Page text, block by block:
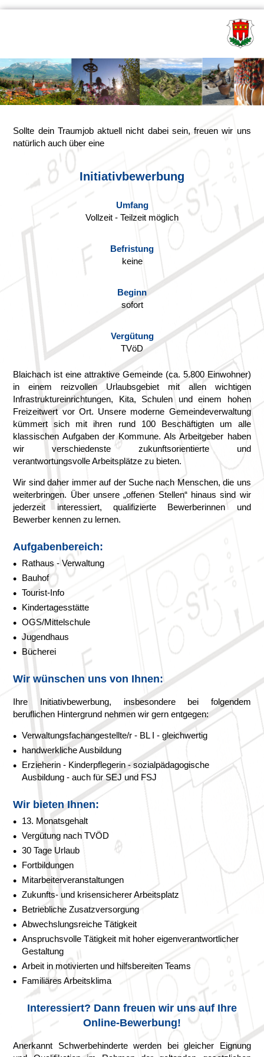
Sollte dein Traumjob aktuell nicht dabei sein, freuen wir uns
natürlich auch über eine
Initiativbewerbung
Umfang
Vollzeit - Teilzeit möglich
Befristung
keine
Beginn
sofort
Vergütung
TVöD
Blaichach ist eine attraktive Gemeinde (ca. 5.800 Einwohner)
in einem reizvollen Urlaubsgebiet mit allen wichtigen
Infrastruktureinrichtungen, Kita, Schulen und einem hohen
Freizeitwert vor Ort. Unsere moderne Gemeindeverwaltung
kümmert sich mit ihren rund 100 Beschäftigten um alle
klassischen Aufgaben der Kommune. Als Arbeitgeber haben
wir verschiedenste zukunftsorientierte und
verantwortungsvolle Arbeitsplätze zu bieten.
Wir sind daher immer auf der Suche nach Menschen, die uns
weiterbringen. Über unsere „offenen Stellen“ hinaus sind wir
jederzeit interessiert, qualifizierte Bewerberinnen und
Bewerber kennen zu lernen.
Aufgabenbereich:
Rathaus - Verwaltung
Bauhof
Tourist-Info
Kindertagesstätte
OGS/Mittelschule
Jugendhaus
Bücherei
Wir wünschen uns von Ihnen:
Ihre Initiativbewerbung, insbesondere bei folgendem
beruflichen Hintergrund nehmen wir gern entgegen:
Verwaltungsfachangestellte/r - BL I - gleichwertig
handwerkliche Ausbildung
Erzieherin - Kinderpflegerin - sozialpädagogische
Ausbildung - auch für SEJ und FSJ
Wir bieten Ihnen:
13. Monatsgehalt
Vergütung nach TVÖD
30 Tage Urlaub
Fortbildungen
Mitarbeiterveranstaltungen
Zukunfts- und krisensicherer Arbeitsplatz
Betriebliche Zusatzversorgung
Abwechslungsreiche Tätigkeit
Anspruchsvolle Tätigkeit mit hoher eigenverantwortlicher
Gestaltung
Arbeit in motivierten und hilfsbereiten Teams
Familiäres Arbeitsklima
Interessiert? Dann freuen wir uns auf Ihre
Online-Bewerbung!
Anerkannt Schwerbehinderte werden bei gleicher Eignung